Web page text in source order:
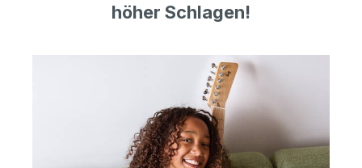
höher Schlagen!